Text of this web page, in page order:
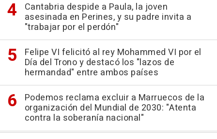
Cantabria despide a Paula, la joven
asesinada en Perines, y su padre invita a
"trabajar por el perdón"
Felipe VI felicitó al rey Mohammed VI por el
Día del Trono y destacó los "lazos de
hermandad" entre ambos países
Podemos reclama excluir a Marruecos de la
organización del Mundial de 2030: "Atenta
contra la soberanía nacional"